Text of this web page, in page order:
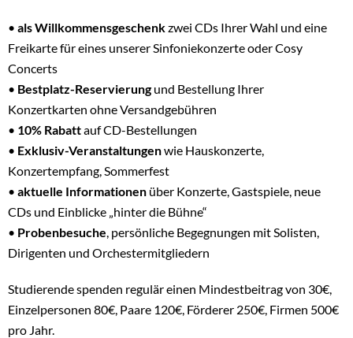
• als Willkommensgeschenkzwei CDs Ihrer Wahl und eine
Freikarte für eines unserer Sinfoniekonzerte oder Cosy
Concerts
• Bestplatz-Reservierungund Bestellung Ihrer
Konzertkarten ohne Versandgebühren
• 10% Rabattauf CD-Bestellungen
• Exklusiv-Veranstaltungenwie Hauskonzerte,
Konzertempfang, Sommerfest
• aktuelle Informationen über Konzerte, Gastspiele, neue
CDs und Einblicke „hinter die Bühne“
• Probenbesuche, persönliche Begegnungen mit Solisten,
Dirigenten und Orchestermitgliedern
Studierende spenden regulär einen Mindestbeitrag von 30€,
Einzelpersonen 80€, Paare 120€, Förderer 250€, Firmen 500€
pro Jahr.